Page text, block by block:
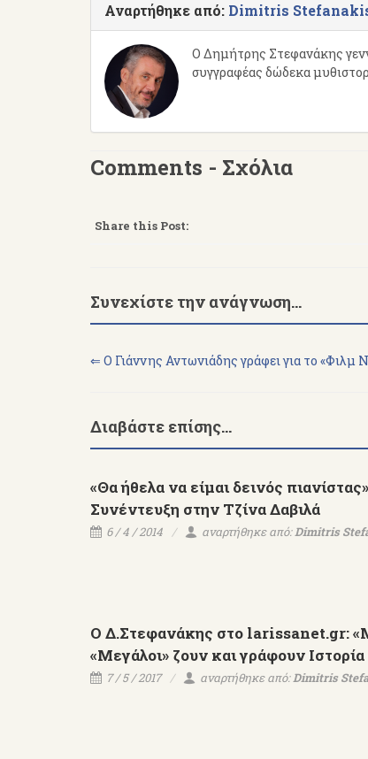
Αναρτήθηκε από: Dimitris
Ο Δημήτρης Στεφανάκης
συγγραφέας δώδεκα
Comments - Σχόλια
Share this Post:
Συνεχίστε την ανάγνωση...
⇐ Ο Γιάννης Αντωνιάδης γράφει για το «Φιλμ
Διαβάστε επίσης...
«Θα ήθελα να είμαι δεινός
Συνέντευξη στην Τζίνα Δαβιλά
6 / 4 / 2014 αναρτήθηκε από:Dimitris
O Δ.Στεφανάκης στο larissanet.gr:
«Μεγάλοι» ζουν και γράφουν Ιστορία
7 / 5 / 2017 αναρτήθηκε από:Dimitris